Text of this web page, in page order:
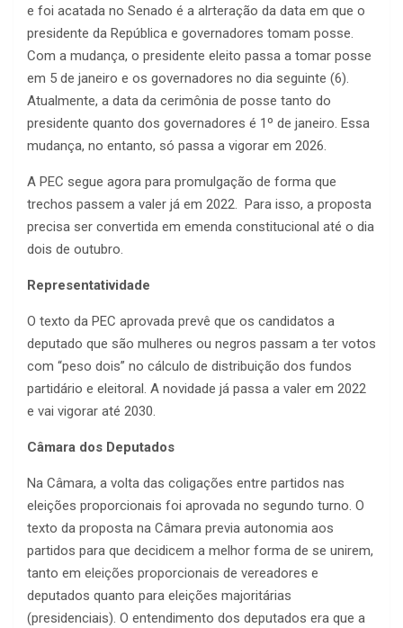
e foi acatada no Senado é a alrteração da data em que o
presidente da República e governadores tomam posse.
Com a mudança, o presidente eleito passa a tomar posse
em 5 de janeiro e os governadores no dia seguinte (6).
Atualmente, a data da cerimônia de posse tanto do
presidente quanto dos governadores é 1º de janeiro. Essa
mudança, no entanto, só passa a vigorar em 2026.
A PEC segue agora para promulgação de forma que
trechos passem a valer já em 2022. Para isso, a proposta
precisa ser convertida em emenda constitucional até o dia
dois de outubro.
Representatividade
O texto da PEC aprovada prevê que os candidatos a
deputado que são mulheres ou negros passam a ter votos
com “peso dois” no cálculo de distribuição dos fundos
partidário e eleitoral. A novidade já passa a valer em 2022
e vai vigorar até 2030.
Câmara dos Deputados
Na Câmara, a volta das coligações entre partidos nas
eleições proporcionais foi aprovada no segundo turno. O
texto da proposta na Câmara previa autonomia aos
partidos para que decidicem a melhor forma de se unirem,
tanto em eleições proporcionais de vereadores e
deputados quanto para eleições majoritárias
(presidenciais). O entendimento dos deputados era que a